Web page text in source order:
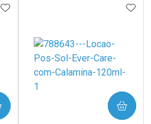
ADICIONAR AOS FAVORITOS
COMPRAR